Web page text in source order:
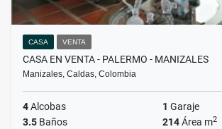
CASA VENTA
CASA EN VENTA - PALERMO - MANIZALES
Manizales, Caldas, Colombia
4Alcobas 1 Garaje
3.5 Baños 214Área m2